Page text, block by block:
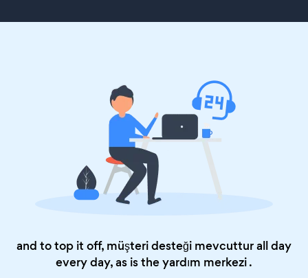
and to top it off, müşteri desteği mevcuttur all day
every day, as is theyardım merkezi.